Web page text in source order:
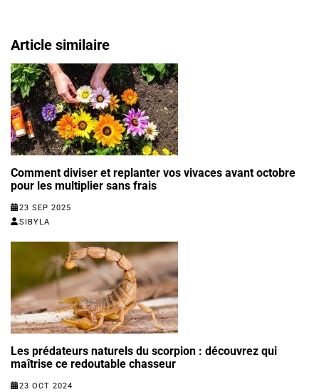
Article similaire
Comment diviser et replanter vos vivaces avant octobre
pour les multiplier sans frais
23 SEP 2025
SIBYLA
Les prédateurs naturels du scorpion : découvrez qui
maîtrise ce redoutable chasseur
23 OCT 2024